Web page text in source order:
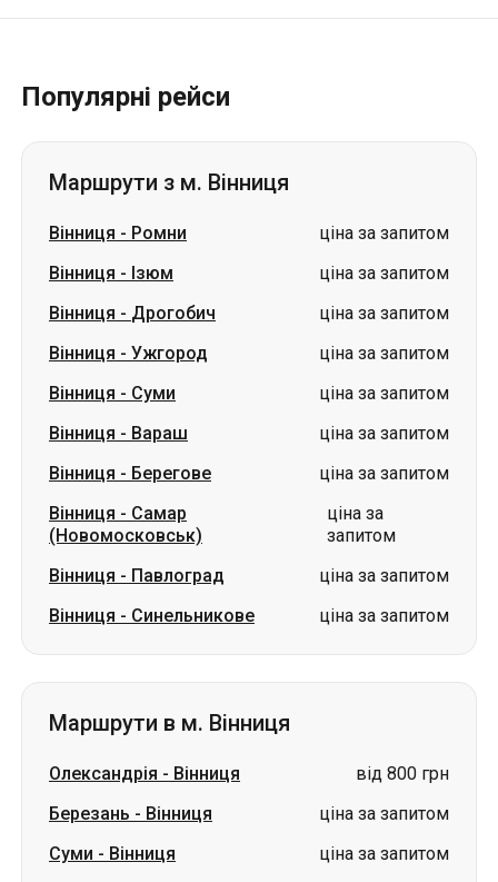
Популярні рейси
Маршрути з м. Вінниця
Вінниця - Ромни
ціна за запитом
Вінниця - Ізюм
ціна за запитом
Вінниця - Дрогобич
ціна за запитом
Вінниця - Ужгород
ціна за запитом
Вінниця - Суми
ціна за запитом
Вінниця - Вараш
ціна за запитом
Вінниця - Берегове
ціна за запитом
Вінниця - Самар
(Новомосковськ)
ціна за
запитом
Вінниця - Павлоград
ціна за запитом
Вінниця - Синельникове ціна за запитом
Маршрути в м. Вінниця
Олександрія - Вінниця
від 800 грн
Березань - Вінниця
ціна за запитом
Суми - Вінниця
ціна за запитом